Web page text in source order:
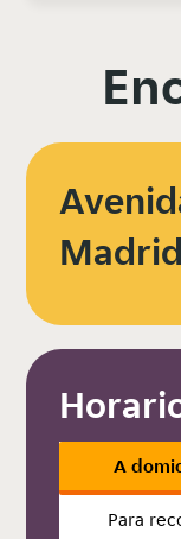
A
Para